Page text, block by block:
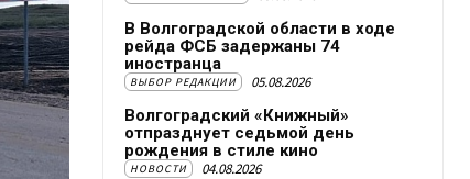
В Волгоградской области в ходе
рейда ФСБ задержаны 74
иностранца
ВЫБОР РЕДАКЦИИ 05.08.2026
Волгоградский «Книжный»
отпразднует седьмой день
рождения в стиле кино
НОВОСТИ 04.08.2026